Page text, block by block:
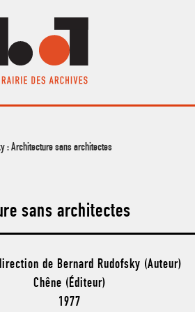
: Architecture sans architectes
sans architectes
de Bernard Rudofsky (Auteur)
Chêne (Éditeur)
1977